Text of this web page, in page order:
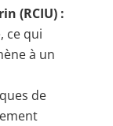
(RCIU) :
ce qui
à un
de